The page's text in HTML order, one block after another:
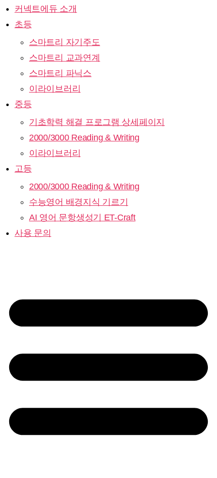
커넥트에듀 소개
초등
스마트리 자기주도
스마트리 교과연계
스마트리 파닉스
이라이브러리
중등
기초학력 해결 프로그램 상세페이지
2000/3000 Reading & Writing
이라이브러리
고등
2000/3000 Reading & Writing
수능영어 배경지식 기르기
AI 영어 문항생성기 ET-Craft
사용 문의